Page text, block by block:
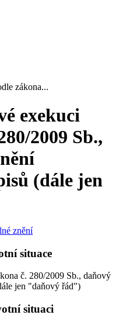
zákona...
exekuci
2009 Sb.,
(dále jen
znění
situace
č. 280/2009 Sb., daňový
jen "daňový řád")
situaci